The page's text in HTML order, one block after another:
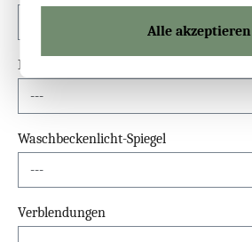
Dimmfunktion
Waschbeckenlicht-Spiegel
Verblendungen
Alle akzeptieren